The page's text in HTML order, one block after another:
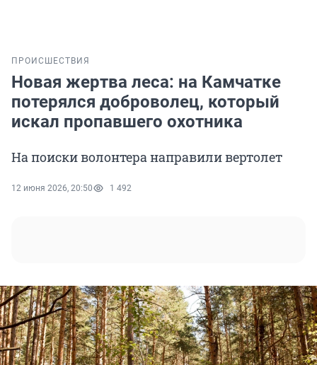
ПРОИСШЕСТВИЯ
Новая жертва леса: на Камчатке
потерялся доброволец, который
искал пропавшего охотника
На поиски волонтера направили вертолет
12 июня 2026, 20:50 1 492